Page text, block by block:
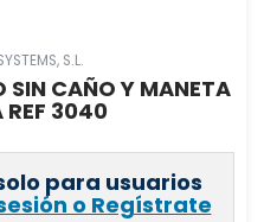
S.L.
SIN CAÑO Y MANETA
REF 3040
para usuarios
o Regístrate